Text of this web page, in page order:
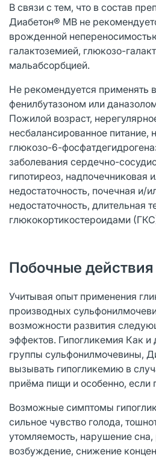
В связи с тем, что в состав
Диабетон® МВ не
врожденной
галактоземией, глюкозо-
мальабсорбцией.
Не рекомендуется применять
фенилбутазоном или
Пожилой возраст,
несбалансированное питание,
глюкозо-6-
заболевания сердечно-
гипотиреоз, надпочечниковая
недостаточность, почечная и/
недостаточность, длительная
глюкокортикостероидами
Побочные действия
Учитывая опыт применения
производных
возможности развития
эффектов. Гипогликемия Как и
группы сульфонилмочевины,
вызывать гипогликемию в
приёма пищи и особенно,
Возможные симптомы
сильное чувство голода,
утомляемость, нарушение
возбуждение, снижение